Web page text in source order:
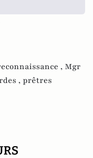
, Mgr
, prêtres